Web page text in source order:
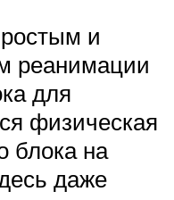
и
реанимации
для
физическая
блока на
даже